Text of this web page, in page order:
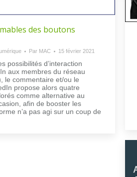
des boutons
Par MAC 15 février 2021
possibilités d’interaction
aux membres du réseau
le commentaire et/ou le
propose alors quatre
comme alternative au
afin de booster les
n’a pas agi sur un coup de